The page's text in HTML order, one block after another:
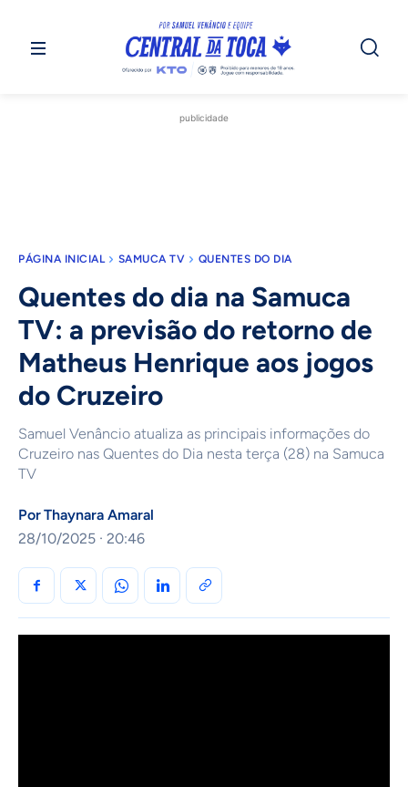
publicidade
PÁGINA INICIAL SAMUCA TV QUENTES DO DIA
Quentes do dia na Samuca
TV: a previsão do retorno de
Matheus Henrique aos jogos
do Cruzeiro
Samuel Venâncio atualiza as principais informações do
Cruzeiro nas Quentes do Dia nesta terça (28) na Samuca
TV
PorThaynara Amaral
28/10/2025 · 20:46